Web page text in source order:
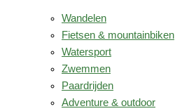
Wandelen
Fietsen & mountainbiken
Watersport
Zwemmen
Paardrijden
Adventure & outdoor